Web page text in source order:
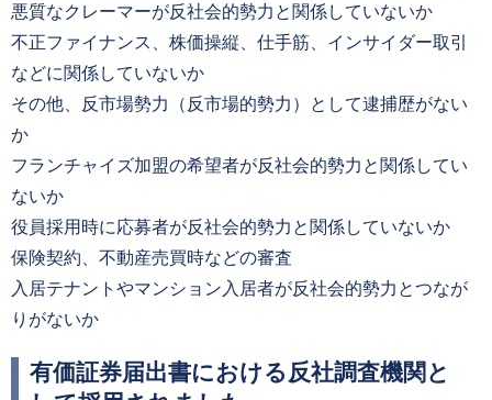
悪質なクレーマーが反社会的勢力と関係していないか
不正ファイナンス、株価操縦、仕手筋、インサイダー取引
などに関係していないか
その他、反市場勢力（反市場的勢力）として逮捕歴がない
か
フランチャイズ加盟の希望者が反社会的勢力と関係してい
ないか
役員採用時に応募者が反社会的勢力と関係していないか
保険契約、不動産売買時などの審査
入居テナントやマンション入居者が反社会的勢力とつなが
りがないか
有価証券届出書における反社調査機関と